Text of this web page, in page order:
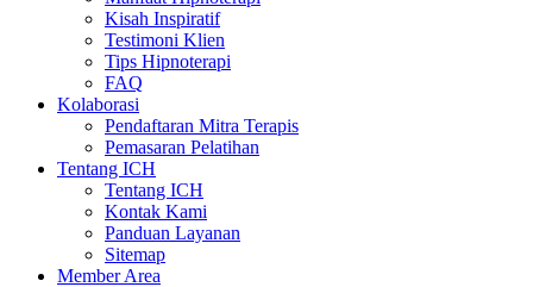
Kisah Inspiratif
Testimoni Klien
Tips Hipnoterapi
FAQ
Kolaborasi
Pendaftaran Mitra Terapis
Pemasaran Pelatihan
Tentang ICH
Tentang ICH
Kontak Kami
Panduan Layanan
Sitemap
Member Area